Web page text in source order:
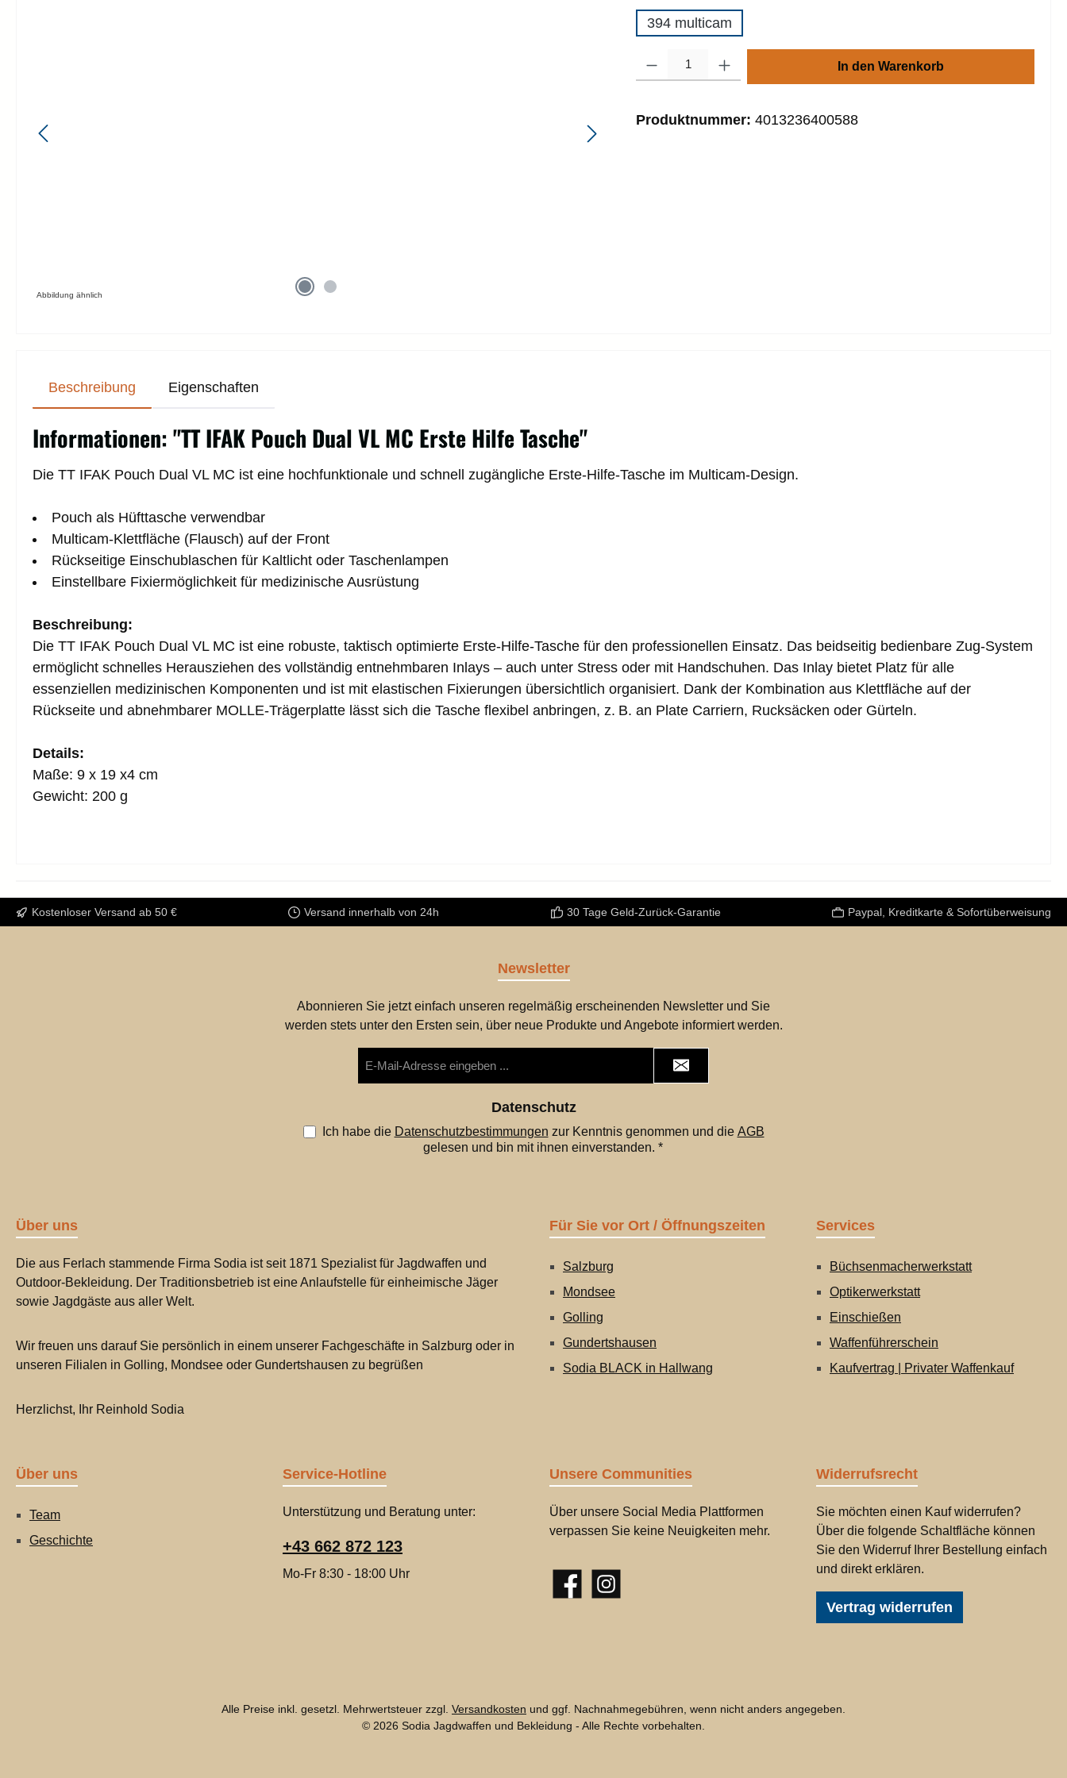
Abbildung ähnlich
394 multicam
In den Warenkorb
Produktnummer: 4013236400588
Beschreibung Eigenschaften
Informationen: "TT IFAK Pouch Dual VL MC Erste Hilfe Tasche"
Die TT IFAK Pouch Dual VL MC ist eine hochfunktionale und schnell zugängliche Erste-Hilfe-Tasche im Multicam-Design.
Pouch als Hüfttasche verwendbar
Multicam-Klettfläche (Flausch) auf der Front
Rückseitige Einschublaschen für Kaltlicht oder Taschenlampen
Einstellbare Fixiermöglichkeit für medizinische Ausrüstung
Beschreibung:
Die TT IFAK Pouch Dual VL MC ist eine robuste, taktisch optimierte Erste-Hilfe-Tasche für den professionellen Einsatz. Das beidseitig bedienbare Zug-System
ermöglicht schnelles Herausziehen des vollständig entnehmbaren Inlays – auch unter Stress oder mit Handschuhen. Das Inlay bietet Platz für alle
essenziellen medizinischen Komponenten und ist mit elastischen Fixierungen übersichtlich organisiert. Dank der Kombination aus Klettfläche auf der
Rückseite und abnehmbarer MOLLE-Trägerplatte lässt sich die Tasche flexibel anbringen, z. B. an Plate Carriern, Rucksäcken oder Gürteln.
Details:
Maße: 9 x 19 x4 cm
Gewicht: 200 g
Kostenloser Versand ab 50 € Versand innerhalb von 24h 30 Tage Geld-Zurück-Garantie Paypal, Kreditkarte & Sofortüberweisung
Newsletter
Abonnieren Sie jetzt einfach unseren regelmäßig erscheinenden Newsletter und Sie
werden stets unter den Ersten sein, über neue Produkte und Angebote informiert werden.
Mail-
Datenschutz
Ich habe die Datenschutzbestimmungen zur Kenntnis genommen und die AGB
gelesen und bin mit ihnen einverstanden. *
Über uns
Die aus Ferlach stammende Firma Sodia ist seit 1871 Spezialist für Jagdwaffen und
Outdoor-Bekleidung. Der Traditionsbetrieb ist eine Anlaufstelle für einheimische Jäger
sowie Jagdgäste aus aller Welt.
Wir freuen uns darauf Sie persönlich in einem unserer Fachgeschäfte in Salzburg oder in
unseren Filialen in Golling, Mondsee oder Gundertshausen zu begrüßen
Herzlichst, Ihr Reinhold Sodia
Für Sie vor Ort / Öffnungszeiten
Salzburg
Mondsee
Golling
Gundertshausen
Sodia BLACK in Hallwang
Services
Büchsenmacherwerkstatt
Optikerwerkstatt
Einschießen
Waffenführerschein
Kaufvertrag | Privater Waffenkauf
Über uns
Team
Geschichte
Service-Hotline
Unterstützung und Beratung unter:
+43 662 872 123
Mo-Fr 8:30 - 18:00 Uhr
Unsere Communities
Über unsere Social Media Plattformen
verpassen Sie keine Neuigkeiten mehr.
FacebookInstagram
Widerrufsrecht
Sie möchten einen Kauf widerrufen?
Über die folgende Schaltfläche können
Sie den Widerruf Ihrer Bestellung einfach
und direkt erklären.
Vertrag widerrufen
Alle Preise inkl. gesetzl. Mehrwertsteuer zzgl. Versandkosten und ggf. Nachnahmegebühren, wenn nicht anders angegeben.
© 2026 Sodia Jagdwaffen und Bekleidung - Alle Rechte vorbehalten.